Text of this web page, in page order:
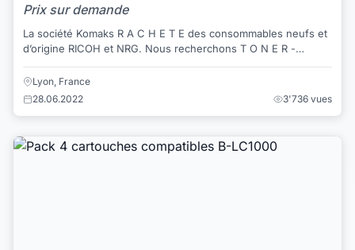
Prix sur demande
La société Komaks R A C H E T E des consommables neufs et
d’origine RICOH et NRG. Nous recherchons T O N E R -
Lyon, France
28.06.2022
3'736 vues